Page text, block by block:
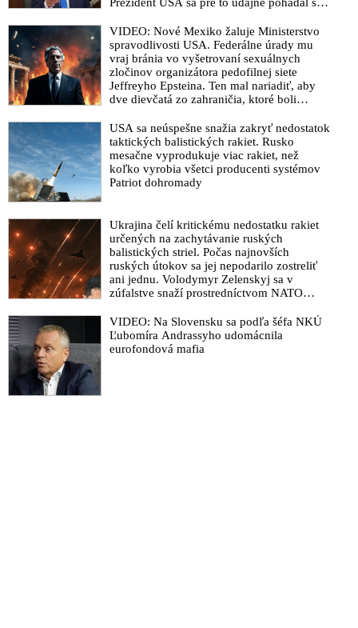
Obvinenie exministra vnútra Kaliňáka zo strany korupčníka-
kajúcnika Imreczeho a pochybnosti o zákonnosti postupu pri
výbere osoby usvedčujúcej iných na základe politickej
objednávky
VIDEO: Kauzu údajného podplácania exministrom vnútra
Kaliňákom vyšetruje policajtka NAKA, ktorej miesto vybavil
vydierali kajúcnika Petra Petrova alias Tigra. A všetkých pasie
vyšetrovateľka Barčáková pod dohľadom Repu. Dokonca
hrozil medzinárodný škandál, že samotný Interpol zruší zatykač
voči ďalšej trestne stíhanej osobe, pretože slovenské orgány
klamali v jeho odôvodnení. Fico tejto organizovanej
zločineckej skupine v NAKA a inde odkázal, že na výsluhové
dôchodky môžu všetci zabudnúť, keď príde nová vláda
VIDEO: „NAKA pokračuje v kriminalizácii opozície na
politickú objednávku Matovičovej zločineckej bandy
metódami, ktoré sú používané vo fašistických a autokratických
režimoch. Aby dokončili svoju špinavú robotu, vybrali si až
vyhlásil Fico a na tlačovke pustil nahrávky rozhovorov trestne
stíhaných príslušníkov polície, ale aj slová predsedu OĽaNO
dokazujúce, že ide o organizovanú skupinu bojujúcu proti
politickým oponentom
NAKA v rámci pokračujúceho kriminalizovania opozície opäť
opaku
VIDEO: Nové Mexiko žaluje Ministerstvo
spravodlivosti USA. Federálne úrady mu
vraj bránia vo vyšetrovaní sexuálnych
zločinov organizátora pedofilnej siete
Jeffreyho Epsteina. Ten mal nariadiť, aby
dve dievčatá zo zahraničia, ktoré boli
pochovali v blízkosti jeho ranča v tomto
americkom štáte
USA sa neúspešne snažia zakryť nedostatok
taktických balistických rakiet. Rusko
mesačne vyprodukuje viac rakiet, než
koľko vyrobia všetci producenti systémov
Patriot dohromady
Ukrajina čelí kritickému nedostatku rakiet
určených na zachytávanie ruských
balistických striel. Počas najnovších
ruských útokov sa jej nepodarilo zostreliť
ani jednu. Volodymyr Zelenskyj sa v
zúfalstve snaží prostredníctvom NATO
VIDEO: Na Slovensku sa podľa šéfa NKÚ
Ľubomíra Andrassyho udomácnila
eurofondová mafia